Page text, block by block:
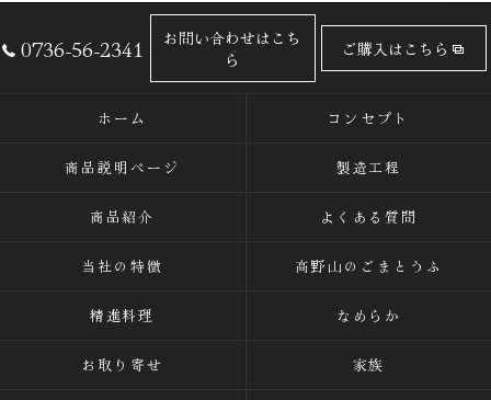
0736-56-2341
お問い合わせはこち
ら
ご購入はこちら
ホーム コンセプト
商品説明ページ 製造工程
商品紹介 よくある質問
当社の特徴 高野山のごまとうふ
精進料理 なめらか
お取り寄せ 家族